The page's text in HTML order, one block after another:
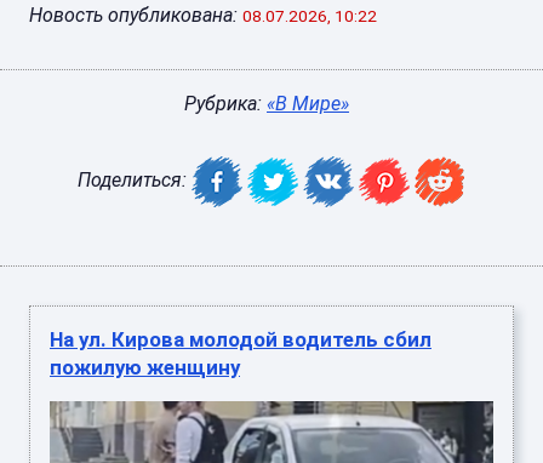
Новость опубликована: 08.07.2026, 10:22
Рубрика: «В Мире»
Поделиться:
На ул. Кирова молодой водитель сбил
пожилую женщину